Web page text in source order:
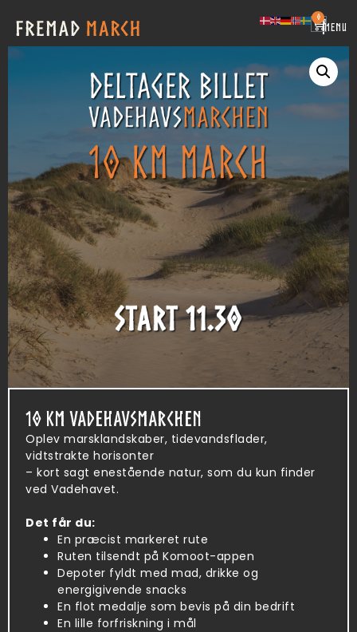
0
|MENU
10 KM VADEHAVSMARCHEN
Oplev marsklandskaber, tidevandsflader,
vidtstrakte horisonter
– kort sagt enestående natur, som du kun finder
ved Vadehavet.
Det får du:
En præcist markeret rute
Ruten tilsendt på Komoot-appen
Depoter fyldt med mad, drikke og
energigivende snacks
En flot medalje som bevis på din bedrift
En lille forfriskning i mål